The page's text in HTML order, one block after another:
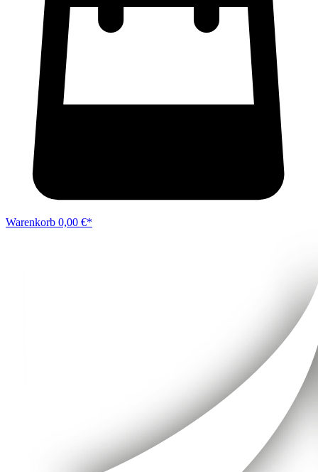
Warenkorb 0,00 €*